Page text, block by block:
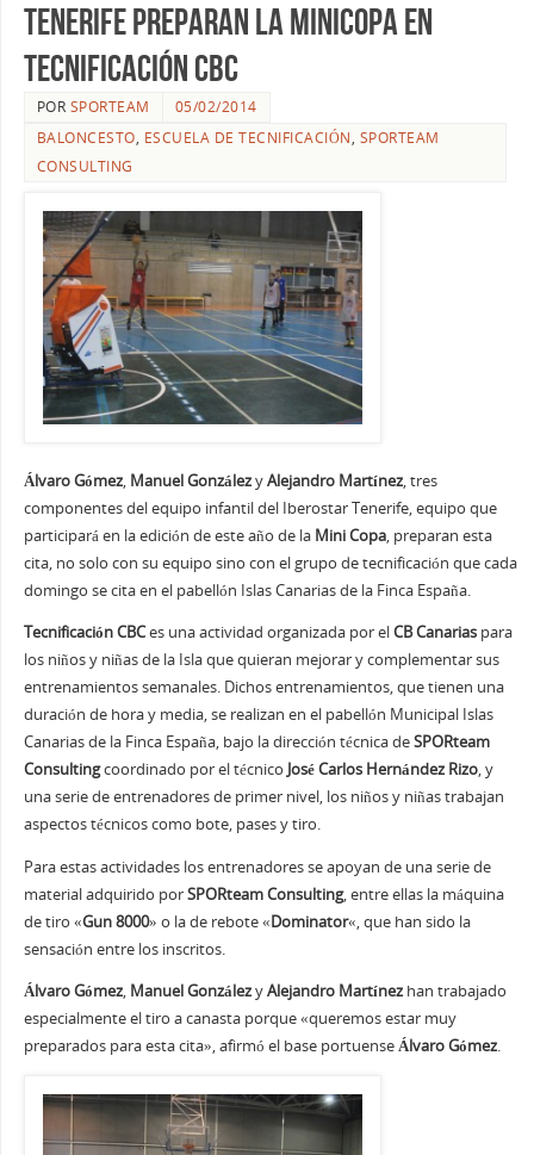
Tenerife preparan la Minicopa en
Tecnificación CBC
POR SPORTEAM
05/02/2014
BALONCESTO, ESCUELA DE TECNIFICACIÓN, SPORTEAM
CONSULTING
Álvaro Gómez, Manuel GonzálezyAlejandro Martínez, tres
componentes del equipo infantil del Iberostar Tenerife, equipo que
participará en la edición de este año de laMini Copa, preparan esta
cita, no solo con su equipo sino con el grupo de tecnificación que cada
domingo se cita en el pabellón Islas Canarias de la Finca España.
Tecnificación CBCes una actividad organizada por elCB Canariaspara
los niños y niñas de la Isla que quieran mejorar y complementar sus
entrenamientos semanales. Dichos entrenamientos, que tienen una
duración de hora y media, se realizan en el pabellón Municipal Islas
Canarias de la Finca España, bajo la dirección técnica deSPORteam
Consultingcoordinado por el técnico José Carlos Hernández Rizo, y
una serie de entrenadores de primer nivel, los niños y niñas trabajan
aspectos técnicos como bote, pases y tiro.
Para estas actividades los entrenadores se apoyan de una serie de
material adquirido porSPORteam Consulting, entre ellas la máquina
de tiro «Gun 8000» o la de rebote «Dominator«, que han sido la
sensación entre los inscritos.
Álvaro Gómez, Manuel GonzálezyAlejandro Martínezhan trabajado
especialmente el tiro a canasta porque «queremos estar muy
preparados para esta cita», afirmó el base portuenseÁlvaro Gómez.